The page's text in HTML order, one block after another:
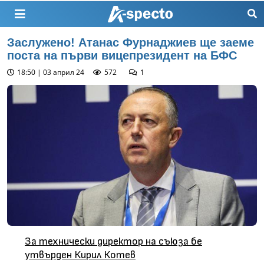
Заслужено! Атанас Фурнаджиев ще заеме
поста на първи вицепрезидент на БФС
18:50 | 03 април 24 572 1
За технически директор на съюза бе
утвърден Кирил Котев